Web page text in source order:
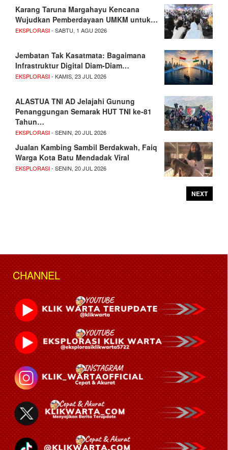
Karang Taruna Margahayu Kencana
Wujudkan Pemberdayaan UMKM untuk…
EKSPLORASI- SABTU, 1 AGU 2026
Jembatan Tak Kasatmata: Bagaimana
Infrastruktur Digital Diam-Diam…
EKSPLORASI- KAMIS, 23 JUL 2026
ALASTUA TNI AD Jelajahi Gunung
Penanggungan Semarak HUT TNI ke-81
Tahun…
EKSPLORASI- SENIN, 20 JUL 2026
Jualan Kambing Sambil Berdakwah, Faiq
Warga Kota Batu Mendadak Viral
EKSPLORASI- SENIN, 20 JUL 2026
NEXT
CHANNEL